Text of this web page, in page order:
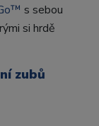
s sebou
si hrdě
zubů